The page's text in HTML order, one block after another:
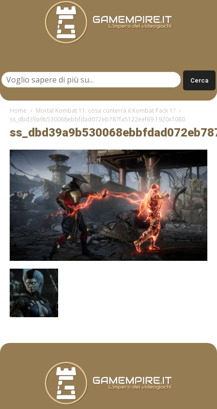
Home
Mortal Kombat 11: cosa conterrà il Kombat Pack 1?
ss_dbd39a9b530068ebbfdad072eb787fa5122eef69.1920x1080